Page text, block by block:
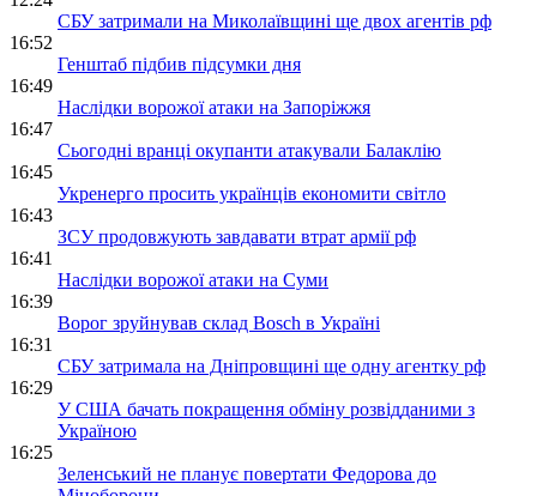
СБУ затримали на Миколаївщині ще двох агентів рф
16:52
Генштаб підбив підсумки дня
16:49
Наслідки ворожої атаки на Запоріжжя
16:47
Сьогодні вранці окупанти атакували Балаклію
16:45
Укренерго просить українців економити світло
16:43
ЗСУ продовжують завдавати втрат армії рф
16:41
Наслідки ворожої атаки на Суми
16:39
Ворог зруйнував склад Bosch в Україні
16:31
СБУ затримала на Дніпровщині ще одну агентку рф
16:29
У США бачать покращення обміну розвідданими з
Україною
16:25
Зеленський не планує повертати Федорова до